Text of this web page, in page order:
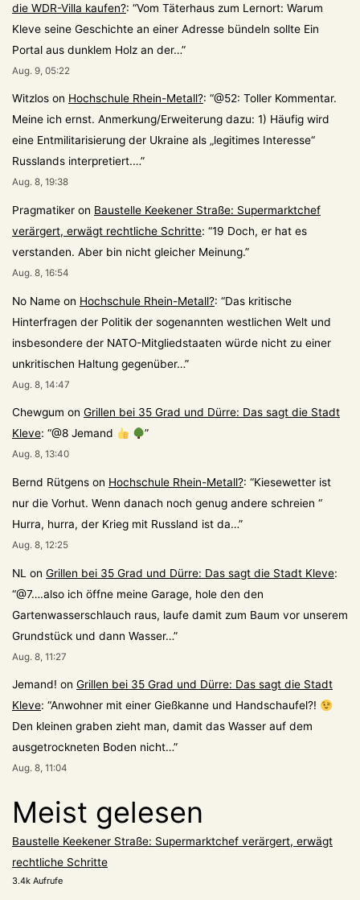
die WDR-Villa kaufen?: “Vom Täterhaus zum Lernort: Warum
Kleve seine Geschichte an einer Adresse bündeln sollte Ein
Portal aus dunklem Holz an der…”
Aug. 9, 05:22
Witzlos on Hochschule Rhein-Metall?: “@52: Toller Kommentar.
Meine ich ernst. Anmerkung/Erweiterung dazu: 1) Häufig wird
eine Entmilitarisierung der Ukraine als „legitimes Interesse“
Russlands interpretiert.…”
Aug. 8, 19:38
Pragmatiker on Baustelle Keekener Straße: Supermarktchef
verärgert, erwägt rechtliche Schritte: “19 Doch, er hat es
verstanden. Aber bin nicht gleicher Meinung.”
Aug. 8, 16:54
No Name on Hochschule Rhein-Metall?: “Das kritische
Hinterfragen der Politik der sogenannten westlichen Welt und
insbesondere der NATO-Mitgliedstaaten würde nicht zu einer
unkritischen Haltung gegenüber…”
Aug. 8, 14:47
Chewgum on Grillen bei 35 Grad und Dürre: Das sagt die Stadt
Kleve: “@8 Jemand ”
Aug. 8, 13:40
Bernd Rütgens on Hochschule Rhein-Metall?: “Kiesewetter ist
nur die Vorhut. Wenn danach noch genug andere schreien “
Hurra, hurra, der Krieg mit Russland ist da…”
Aug. 8, 12:25
NL on Grillen bei 35 Grad und Dürre: Das sagt die Stadt Kleve:
“@7….also ich öffne meine Garage, hole den den
Gartenwasserschlauch raus, laufe damit zum Baum vor unserem
Grundstück und dann Wasser…”
Aug. 8, 11:27
Jemand! on Grillen bei 35 Grad und Dürre: Das sagt die Stadt
Kleve: “Anwohner mit einer Gießkanne und Handschaufel?!
Den kleinen graben zieht man, damit das Wasser auf dem
ausgetrockneten Boden nicht…”
Aug. 8, 11:04
Meist gelesen
Baustelle Keekener Straße: Supermarktchef verärgert, erwägt
rechtliche Schritte
3.4k Aufrufe